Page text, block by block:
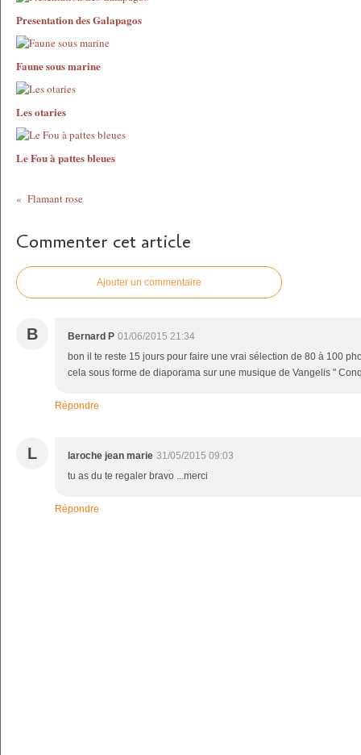
Presentation des Galapagos
Faune sous marine
Les otaries
Le Fou à pattes bleues
Flamant rose
Commenter cet article
Ajouter un commentaire
B Bernard P 01/06/2015 21:34
bon il te reste 15 jours pour faire une vrai sélection de 80 à 100
cela sous forme de diaporama sur une musique de Vangelis "
Répondre
L laroche jean marie 31/05/2015 09:03
tu as du te regaler bravo ...merci
Répondre